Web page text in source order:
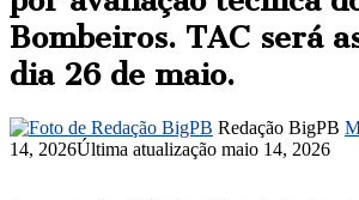
Bombeiros. TAC será
dia 26 de maio.
Redação BigPB
14, 2026Última atualização maio 14, 2026